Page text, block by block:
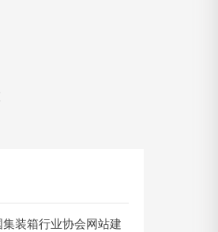
装箱行业协会网站建